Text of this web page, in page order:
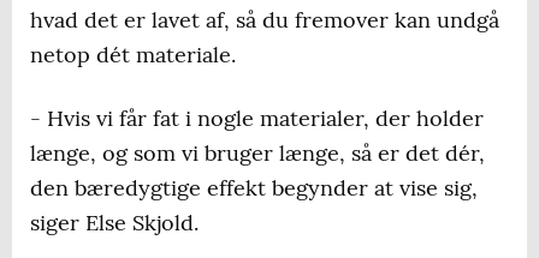
hvad det er lavet af, så du fremover kan undgå
netop dét materiale.
- Hvis vi får fat i nogle materialer, der holder
længe, og som vi bruger længe, så er det dér,
den bæredygtige effekt begynder at vise sig,
siger Else Skjold.